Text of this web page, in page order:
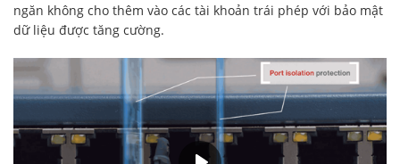
ngăn không cho thêm vào các tài khoản trái phép với bảo mật
dữ liệu được tăng cường.